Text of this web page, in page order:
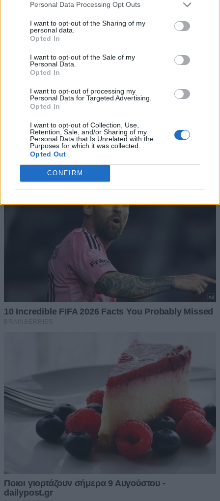
Personal Data Processing Opt Outs
I want to opt-out of the Sharing of my
personal data.
Opted In
I want to opt-out of the Sale of my
Personal Data.
Opted In
I want to opt-out of processing my
Personal Data for Targeted Advertising.
Opted In
I want to opt-out of Collection, Use,
Retention, Sale, and/or Sharing of my
Personal Data that Is Unrelated with the
Purposes for which it was collected.
Opted Out
CONFIRM